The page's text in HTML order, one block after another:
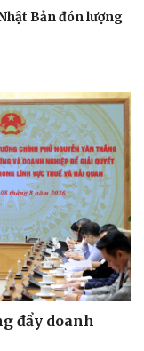
Bản đón lượng
đẩy doanh